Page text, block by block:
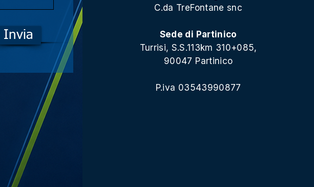
Invia
C.da TreFontane snc
Sede di Partinico
Turrisi, S.S.113km 310+085,
90047 Partinico
P.iva 03543990877